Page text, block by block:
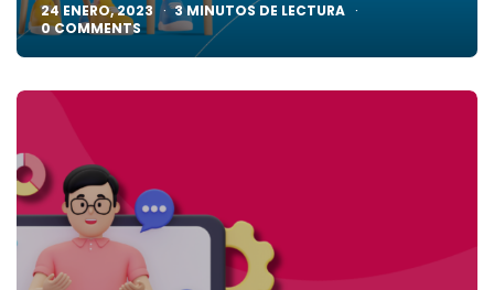
24 ENERO, 2023 3MINUTOS DE LECTURA
0COMMENTS